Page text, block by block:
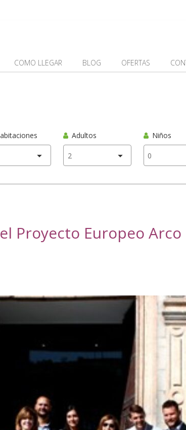
COMO LLEGAR BLOG OFERTAS
Adultos Niños
Proyecto Europeo